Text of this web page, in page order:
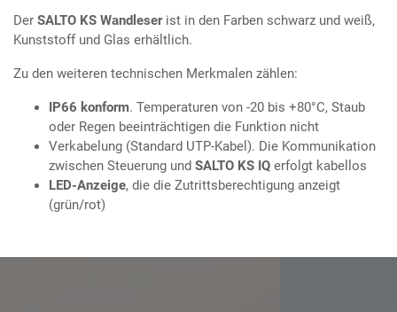
Der SALTO KS Wandleserist in den Farben schwarz und weiß,
Kunststoff und Glas erhältlich.
Zu den weiteren technischen Merkmalen zählen:
IP66 konform. Temperaturen von -20 bis +80°C, Staub
oder Regen beeinträchtigen die Funktion nicht
Verkabelung (Standard UTP-Kabel). Die Kommunikation
zwischen Steuerung und SALTO KS IQ erfolgt kabellos
LED-Anzeige, die die Zutrittsberechtigung anzeigt
(grün/rot)